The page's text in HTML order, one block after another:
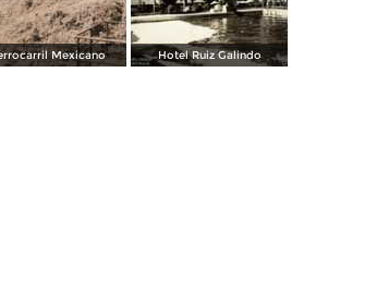
Mexicano Hotel Ruiz Galindo